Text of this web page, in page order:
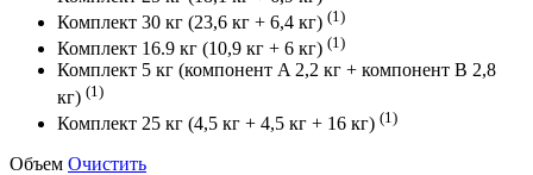
Комплект 30 кг (23,6 кг + 6,4 кг) (1)
Комплект 16.9 кг (10,9 кг + 6 кг) (1)
Комплект 5 кг (компонент A 2,2 кг + компонент В 2,8
кг) (1)
Комплект 25 кг (4,5 кг + 4,5 кг + 16 кг) (1)
Объем Очистить